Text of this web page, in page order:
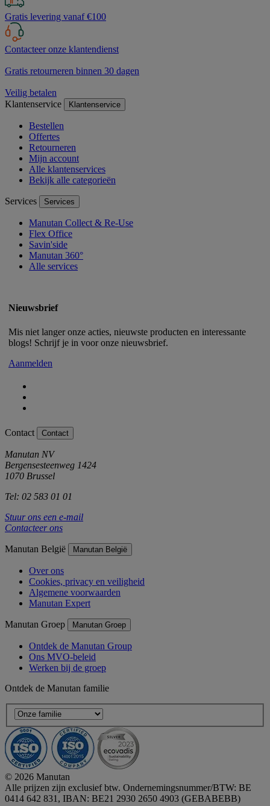
Gratis levering vanaf €100
Contacteer onze klantendienst
Gratis retourneren binnen 30 dagen
Veilig betalen
Klantenservice
Klantenservice
Bestellen
Offertes
Retourneren
Mijn account
Alle klantenservices
Bekijk alle categorieën
Services Services
Manutan Collect & Re-Use
Flex Office
Savin'side
Manutan 360°
Alle services
Nieuwsbrief
Mis niet langer onze acties, nieuwste producten en interessante
blogs! Schrijf je in voor onze nieuwsbrief.
Aanmelden
Contact Contact
Manutan NV
Bergensesteenweg 1424
1070 Brussel
Tel: 02 583 01 01
Stuur ons een e-mail
Contacteer ons
Manutan België Manutan België
Over ons
Cookies, privacy en veiligheid
Algemene voorwaarden
Manutan Expert
Manutan Groep Manutan Groep
Ontdek de Manutan Group
Ons MVO-beleid
Werken bij de groep
Ontdek de Manutan familie
© 2026 Manutan
Alle prijzen zijn exclusief btw. Ondernemingsnummer/BTW: BE
0414 642 831, IBAN: BE21 2930 2650 4903 (GEBABEBB)